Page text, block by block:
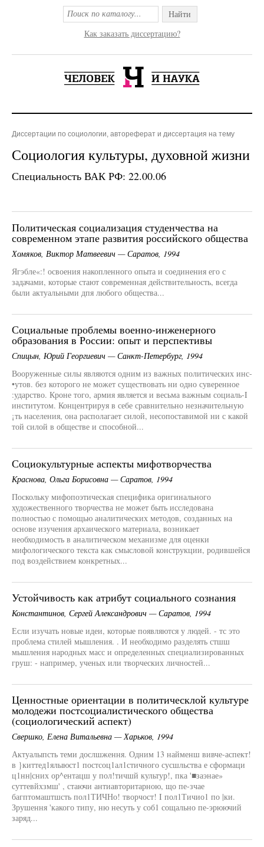
Найти
Как заказать диссертацию?
Диссертации по социологии, автореферат и диссертация на тему
Социология культуры, духовной жизни
Специальность ВАК РФ: 22.00.06
Политическая социализация студенчества на
современном этапе развития российского общества
Хомяков, Виктор Матвеевич — Саратов, 1994
Ягэбле«:! освоения накопленного опыта и соединения его с
задачами, которые стают современная действительность, всегда
были актуальными дпя любого общества...
Социальные проблемы военно-инженерного
образования в России: опыт и перспективы
Спицын, Юрий Георгиевич — Санкт-Петербург, 1994
Вооруженные силы являются одним из важных политических инс-
•утов. без которого не может существовать ни одно суверенное
:ударство. Кроне того, армия является и весьма важным социаль-I
институтом. Концентрируя в себе сравнительно незначительную
¡ть населения, она располагает силой, несопоставимой ни с какой
той силой в обществе и способной...
Социокультурные аспекты мифотворчества
Краснова, Ольга Борисовна — Саратов, 1994
Поскольку мифопоэтическая специфика оригинального
художественного творчества не может быть исследована
полностью с помощью аналитических методов, созданных на
основе изучения архаического материала, возникает
необходимость в аналитическом механизме для оценки
мифологического текста как смысловой конструкции, родившейся
под воздействием конкретных...
Устойчивость как атрибут социального сознания
Константинов, Сергей Александрович — Саратов, 1994
Если изучать новые идеи, которые появляются у людей. - тс это
проблема стилей мышления. . И необходимо разделять стшш
мышления народных масс и определенных специализированных
груш: - например, ученых или творческих личностей...
Ценностные ориентации в политическлой культуре
молодежи постсоциалистического общества
(социологический аспект)
Свершко, Елена Витальевна — Харьков, 1994
Актуалыпсть теми дослшження. Одним 13 найменш вивче-аспект!
в }киттед1ялыюст1 постсоц1ал1стичного сусшльства е сформаци
ц1нн|сних ор^ентацш у пол!тичшй культур!, пка '■заэнае»
суттевйхзмш' , стаючи антиавторитарною, що пе-зчае
багптомаштшсть пол1ТИЧНо! творчост! I пол1Тичио1 по |ки.
Зрушення 'какого типу, ню несуть у соб1 сощально пе-эрюючий
заряд...